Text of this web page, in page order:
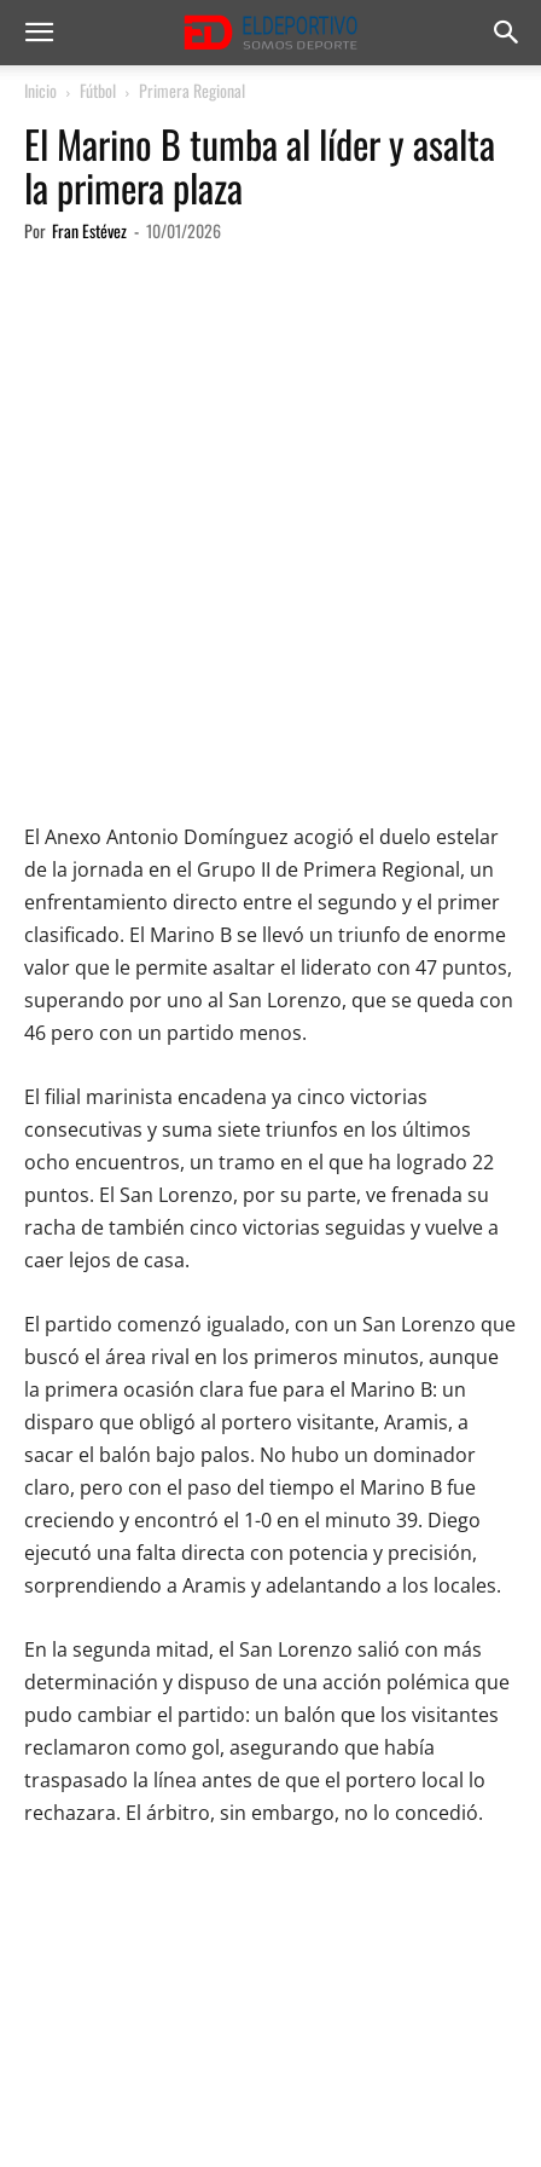
Inicio Fútbol Primera Regional
El Marino B tumba al líder y asalta
la primera plaza
Por Fran Estévez - 10/01/2026
El Anexo Antonio Domínguez acogió el duelo estelar
de la jornada en el Grupo II de Primera Regional, un
enfrentamiento directo entre el segundo y el primer
clasificado. El Marino B se llevó un triunfo de enorme
valor que le permite asaltar el liderato con 47 puntos,
superando por uno al San Lorenzo, que se queda con
46 pero con un partido menos.
El filial marinista encadena ya cinco victorias
consecutivas y suma siete triunfos en los últimos
ocho encuentros, un tramo en el que ha logrado 22
puntos. El San Lorenzo, por su parte, ve frenada su
racha de también cinco victorias seguidas y vuelve a
caer lejos de casa.
El partido comenzó igualado, con un San Lorenzo que
buscó el área rival en los primeros minutos, aunque
la primera ocasión clara fue para el Marino B: un
disparo que obligó al portero visitante, Aramis, a
sacar el balón bajo palos. No hubo un dominador
claro, pero con el paso del tiempo el Marino B fue
creciendo y encontró el 1-0 en el minuto 39. Diego
ejecutó una falta directa con potencia y precisión,
sorprendiendo a Aramis y adelantando a los locales.
En la segunda mitad, el San Lorenzo salió con más
determinación y dispuso de una acción polémica que
pudo cambiar el partido: un balón que los visitantes
reclamaron como gol, asegurando que había
traspasado la línea antes de que el portero local lo
rechazara. El árbitro, sin embargo, no lo concedió.